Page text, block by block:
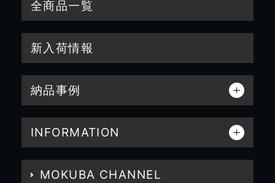
全商品一覧
新入荷情報
納品事例
INFORMATION
MOKUBA CHANNEL